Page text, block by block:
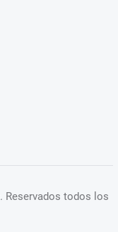
. Reservados todos los